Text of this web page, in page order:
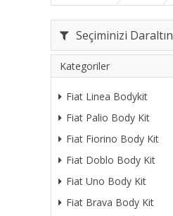
Seçiminizi Daraltın
Kategoriler
Fiat Linea Bodykit
Fiat Palio Body Kit
Fiat Fiorino Body Kit
Fiat Doblo Body Kit
Fiat Uno Body Kit
Fiat Brava Body Kit